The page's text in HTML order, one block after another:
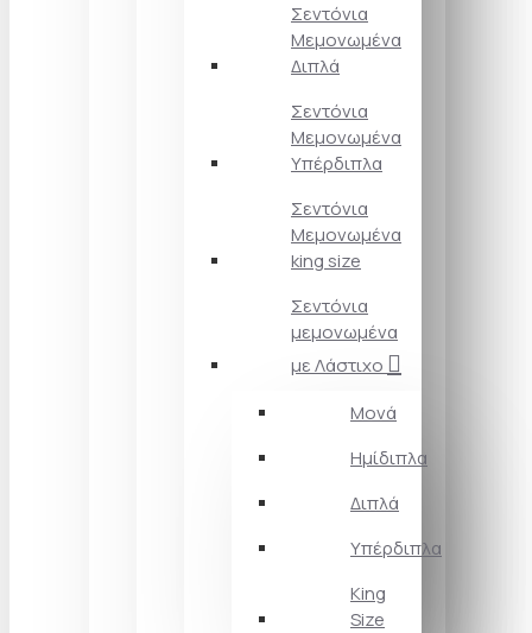
Σεντόνια
Μεμονωμένα
Διπλά
Σεντόνια
Μεμονωμένα
Υπέρδιπλα
Σεντόνια
Μεμονωμένα
king size
Σεντόνια
μεμονωμένα
με Λάστιχο
Μονά
Ημίδιπλα
Διπλά
Υπέρδιπλα
King
Size